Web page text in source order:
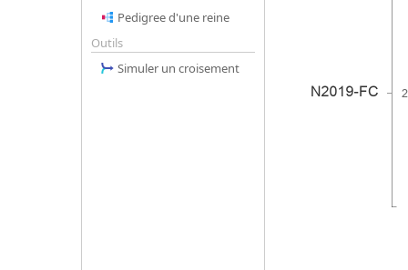
Pedigree d'une reine
Outils
Simuler un croisement